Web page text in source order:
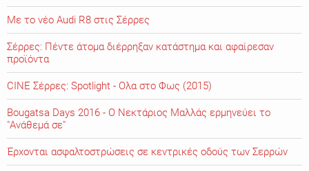
Με το νέο Audi R8 στις Σέρρες
Σέρρες: Πέντε άτομα διέρρηξαν κατάστημα και αφαίρεσαν
προϊόντα
CINE Σέρρες: Spotlight - Ολα στο Φως (2015)
Bougatsa Days 2016 - Ο Νεκτάριος Μαλλάς ερμηνεύει το
"Ανάθεμά σε"
Έρχονται ασφαλτοστρώσεις σε κεντρικές οδούς των Σερρών